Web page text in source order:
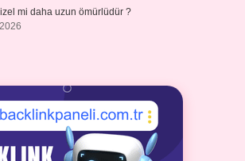
mi daha uzun ömürlüdür ?